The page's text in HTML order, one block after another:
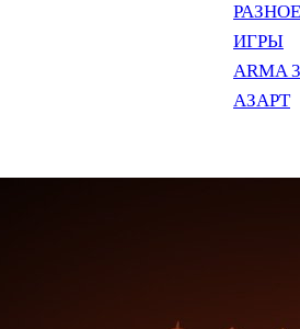
РАЗНОЕ
ИГРЫ
ARMA 3
АЗАРТ